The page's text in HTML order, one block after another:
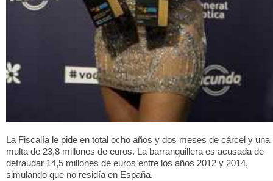
La Fiscalía le pide en total ocho años y dos meses de cárcel y una
multa de 23,8 millones de euros. La barranquillera es acusada de
defraudar 14,5 millones de euros entre los años 2012 y 2014,
simulando que no residía en España.